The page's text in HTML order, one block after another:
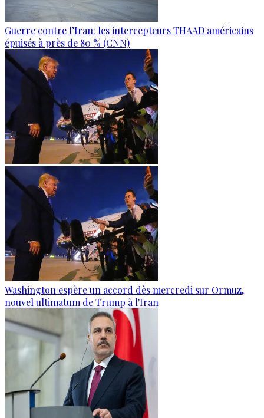
Guerre contre l’Iran: les intercepteurs THAAD américains
épuisés à près de 80 % (CNN)
Washington espère un accord dès mercredi sur Ormuz,
nouvel ultimatum de Trump à l'Iran